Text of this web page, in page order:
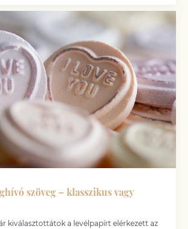
szöveg – klasszikus vagy
kiválasztottátok a levélpapírt elérkezett az